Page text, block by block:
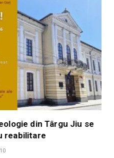
din Târgu Jiu se
reabilitare
10